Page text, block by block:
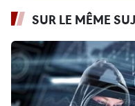
SUR LE MÊME